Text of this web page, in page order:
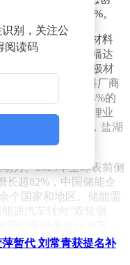
净利润增长46.49%。
电解液龙头天赐材料
，扣非净利润增幅达
增长16.48%。负极材
近翻倍，正极材料厂商
下滑趋势，实现34%的
显著改善，天齐锂业
）双双扭亏为盈，盐湖
力。2025年全球表前侧
长超82%，中国储能企
个国家和地区。储能需
源汽车转向"双轮驱
快，成为更稳定的增长
别，关注公
阅读码
暂代 刘常青获提名补